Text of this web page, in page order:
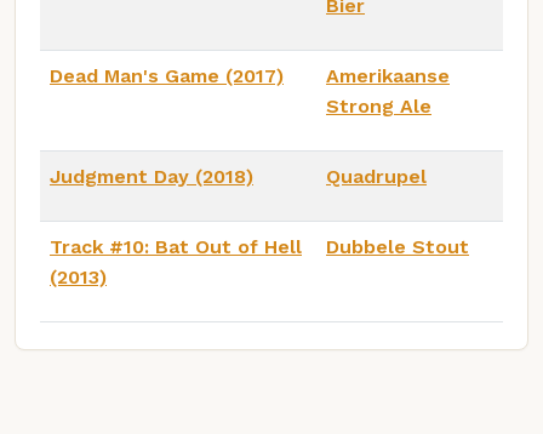
Bier
Dead Man's Game (2017)
Amerikaanse
Strong Ale
Judgment Day (2018) Quadrupel
Track #10: Bat Out of Hell
(2013)
Dubbele Stout